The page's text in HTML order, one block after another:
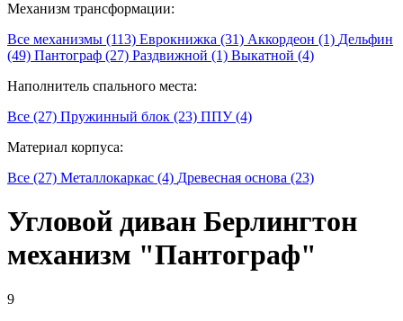
Механизм трансформации:
Все механизмы (113) Еврокнижка (31) Аккордеон (1) Дельфин
(49) Пантограф (27) Раздвижной (1) Выкатной (4)
Наполнитель спального места:
Все (27) Пружинный блок (23) ППУ (4)
Материал корпуса:
Все (27) Металлокаркас (4) Древесная основа (23)
Угловой диван Берлингтон
механизм "Пантограф"
9